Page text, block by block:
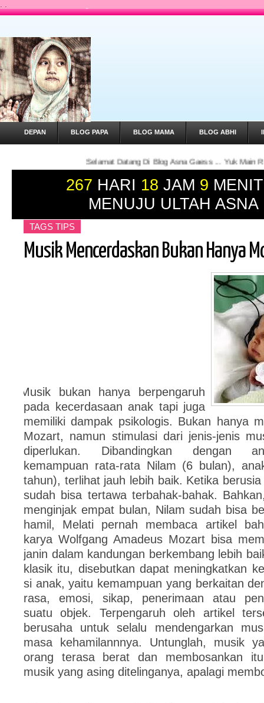
. .
DEPAN BLOG PAPA BLOG MAMA BLOG ABHI
Selamat Datang Di Blog Asna Gaess ... Yuk Main Roblox Bareng
267 HARI 18 JAM 9 MENIT
MENUJU ULTAH ASNA
TAGS TIPS
Musik Mencerdaskan Bukan Hanya
Musik bukan hanya berpengaruh
pada kecerdasaan anak tapi juga
memiliki dampak psikologis. Bukan hanya
Mozart, namun stimulasi dari jenis-jenis
diperlukan. Dibandingkan dengan
kemampuan rata-rata Nilam (6 bulan),
tahun), terlihat jauh lebih baik. Ketika
sudah bisa tertawa terbahak-bahak.
menginjak empat bulan, Nilam sudah bisa
hamil, Melati pernah membaca artikel
karya Wolfgang Amadeus Mozart bisa
janin dalam kandungan berkembang lebih
klasik itu, disebutkan dapat meningkatkan
si anak, yaitu kemampuan yang berkaitan
rasa, emosi, sikap, penerimaan atau
suatu objek. Terpengaruh oleh artikel
berusaha untuk selalu mendengarkan
masa kehamilannnya. Untunglah, musik
orang terasa berat dan membosankan
musik yang asing ditelinganya, apalagi